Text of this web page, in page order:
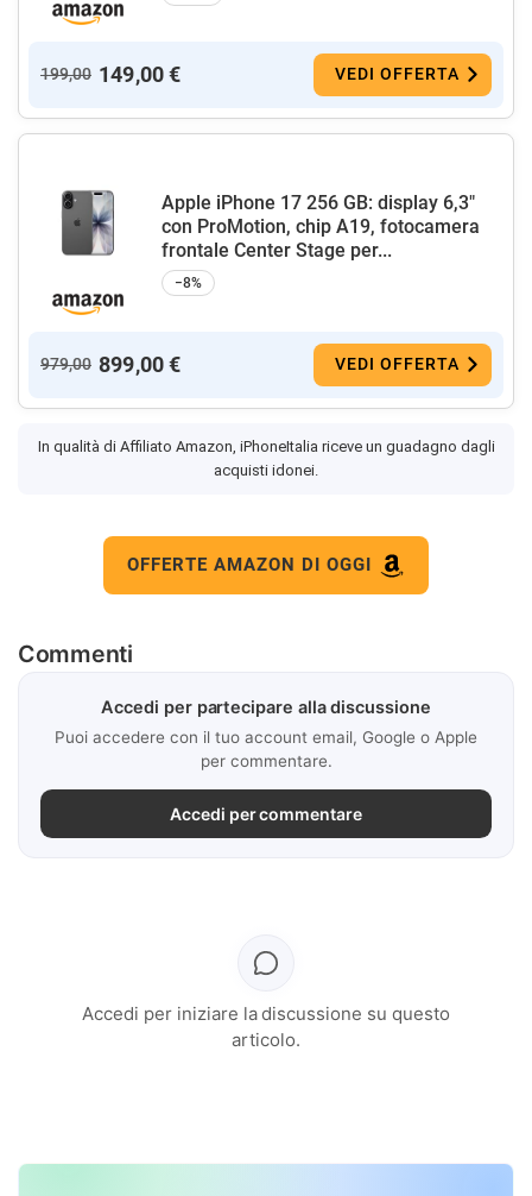
199,00 149,00 € VEDI OFFERTA
Apple iPhone 17 256 GB: display 6,3"
con ProMotion, chip A19, fotocamera
frontale Center Stage per...
−8%
979,00 899,00 € VEDI OFFERTA
In qualità di Affiliato Amazon, iPhoneItalia riceve un guadagno dagli
acquisti idonei.
OFFERTE AMAZON DI OGGI
Commenti
Accedi per partecipare alla discussione
Puoi accedere con il tuo account email, Google o Apple
per commentare.
Accedi per commentare
Accedi per iniziare la discussione su questo
articolo.